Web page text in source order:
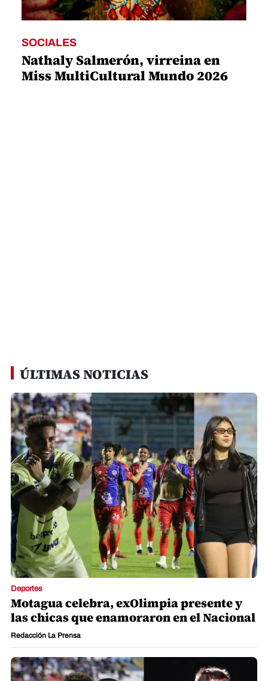
SOCIALES
Nathaly Salmerón, virreina en
Miss MultiCultural Mundo 2026
ÚLTIMAS NOTICIAS
Deportes
Motagua celebra, exOlimpia presente y
las chicas que enamoraron en el Nacional
Redacción La Prensa